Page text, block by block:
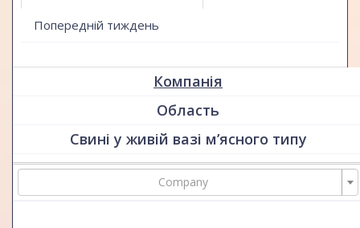
Попередній тиждень
Компанія
Область
Свині у живій вазі м’ясного типу
Company